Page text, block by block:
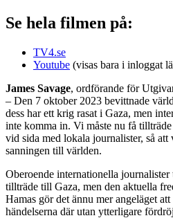
Se hela filmen på:
TV4.se
Youtube (visas bara i inloggat
James Savage, ordförande för
– Den 7 oktober 2023 bevittnade
dess har ett krig rasat i Gaza, men
inte komma in. Vi måste nu få
vid sida med lokala journalister, så
sanningen till världen.
Oberoende internationella
tillträde till Gaza, men den aktuella
Hamas gör det ännu mer angeläget
händelserna där utan ytterligare